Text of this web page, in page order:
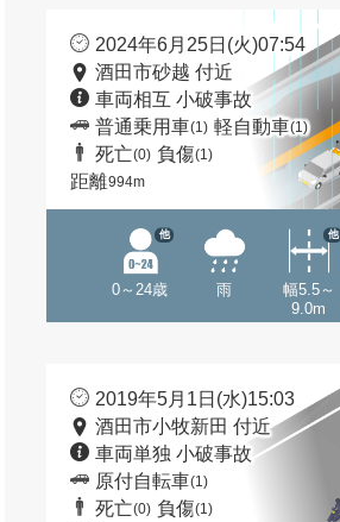
2024年6月25日(火)07:54
酒田市砂越 付近
車両相互 小破事故
普通乗用車(1) 軽自動車(1)
死亡(0) 負傷(1)
距離994m
0～24歳
他
雨
幅5.5～
9.0m
他
2019年5月1日(水)15:03
酒田市小牧新田 付近
車両単独 小破事故
原付自転車(1)
死亡(0) 負傷(1)